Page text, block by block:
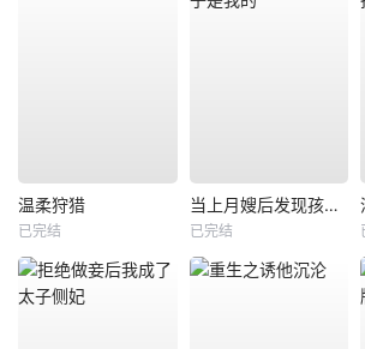
温柔狩猎
已完结
当上月嫂后发现孩子是我的
已完结